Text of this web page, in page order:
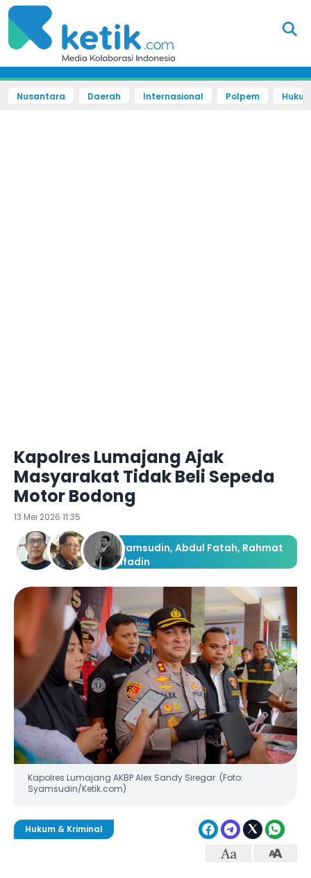
Nusantara Daerah Internasional Polpem
Kapolres Lumajang Ajak
Masyarakat Tidak Beli Sepeda
Motor Bodong
13 Mei 2026 11:35
Syamsudin,Abdul Fatah, Rahmat
Rifadin
Redaksi Ketik.com
Kapolres Lumajang AKBP Alex Sandy Siregar. (Foto:
Syamsudin/Ketik.com)
Hukum & Kriminal